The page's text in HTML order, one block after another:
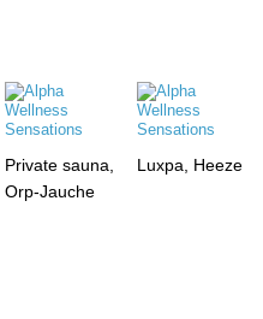
Private sauna,
Orp-Jauche
Luxpa, Heeze